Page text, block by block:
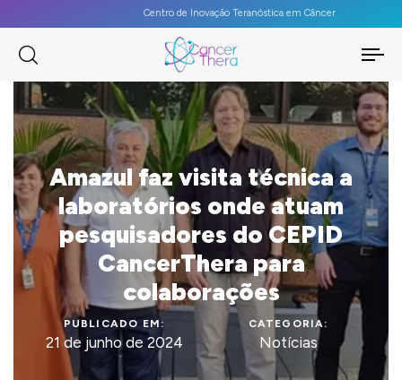
Centro de Inovação Teranóstica em Câncer
Amazul faz visita técnica a
laboratórios onde atuam
pesquisadores do CEPID
CancerThera para
colaborações
PUBLICADO EM:
21 de junho de 2024
CATEGORIA:
Notícias